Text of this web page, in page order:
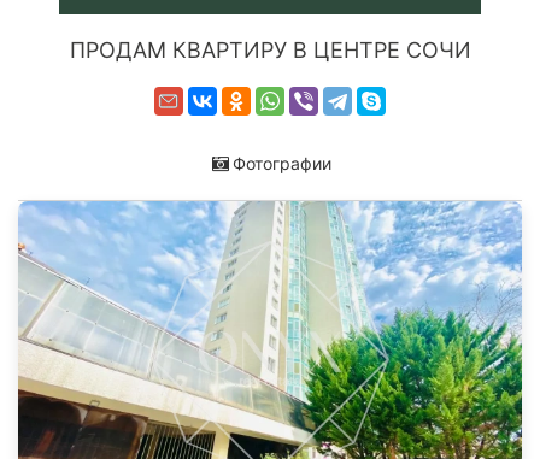
ПРОДАМ КВАРТИРУ В ЦЕНТРЕ СОЧИ
Фотографии